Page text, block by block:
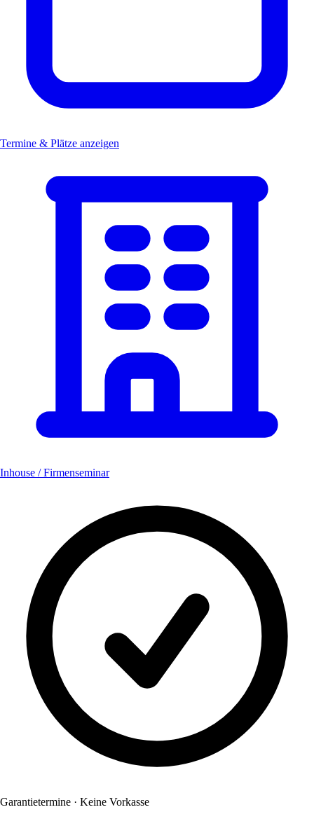
Termine & Plätze anzeigen
Inhouse / Firmenseminar
Garantietermine · Keine Vorkasse